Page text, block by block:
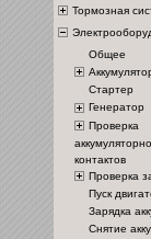
Тормозная
Общее
Стартер
Генератор
контактов
Проверка
Пуск
Зарядка
Снятие